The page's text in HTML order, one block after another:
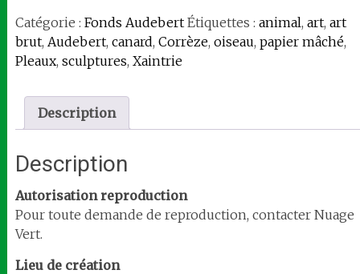
Catégorie : Fonds Audebert Étiquettes : animal, art, art
brut, Audebert, canard, Corrèze, oiseau, papier mâché,
Pleaux, sculptures, Xaintrie
Description
Description
Autorisation reproduction
Pour toute demande de reproduction, contacter Nuage
Vert.
Lieu de création